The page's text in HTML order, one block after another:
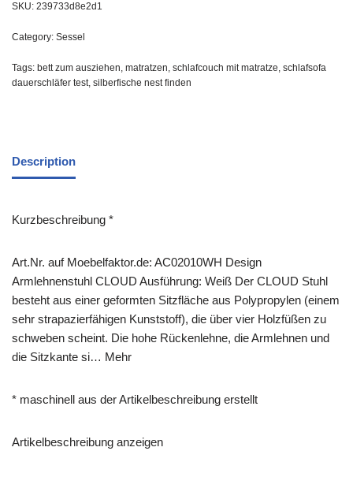
SKU: 239733d8e2d1
Category: Sessel
Tags: bett zum ausziehen, matratzen, schlafcouch mit matratze, schlafsofa
dauerschläfer test, silberfische nest finden
Description
Kurzbeschreibung *
Art.Nr. auf Moebelfaktor.de: AC02010WH Design
Armlehnenstuhl CLOUD Ausführung: Weiß Der CLOUD Stuhl
besteht aus einer geformten Sitzfläche aus Polypropylen (einem
sehr strapazierfähigen Kunststoff), die über vier Holzfüßen zu
schweben scheint. Die hohe Rückenlehne, die Armlehnen und
die Sitzkante si… Mehr
* maschinell aus der Artikelbeschreibung erstellt
Artikelbeschreibung anzeigen